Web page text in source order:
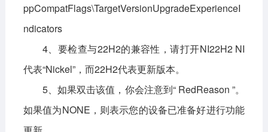
ppCompatFlags\TargetVersionUpgradeExperienceI
ndicators
4、要检查与22H2的兼容性，请打开NI22H2 NI
代表“Nickel”，而22H2代表更新版本。
5、如果双击该值，你会注意到“ RedReason ”。
如果值为NONE，则表示您的设备已准备好进行功能